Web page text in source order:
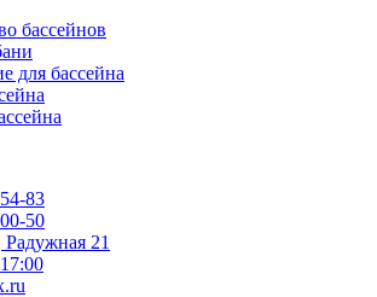
бассейнов
для бассейна
83
50
21